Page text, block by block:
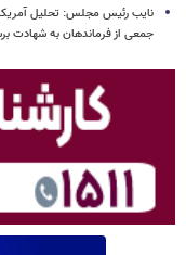
نایب رئیس مجلس: تحلیل
جمعی از فرماندهان به شهادت